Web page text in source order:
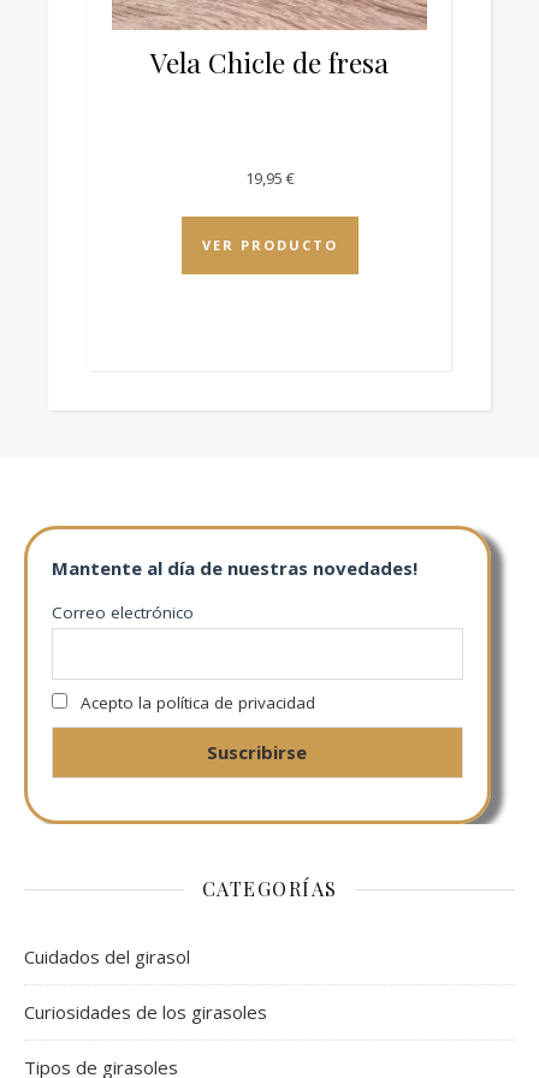
Vela Chicle de fresa
19,95 €
VER PRODUCTO
Mantente al día de nuestras novedades!
Correo electrónico
Acepto la política de privacidad
CATEGORÍAS
Cuidados del girasol
Curiosidades de los girasoles
Tipos de girasoles